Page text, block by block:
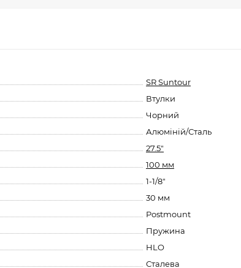
SR Suntour
Втулки
Чорний
Алюміній/Сталь
27.5"
100 мм
1-1/8"
30 мм
Postmount
Пружина
HLO
Сталева